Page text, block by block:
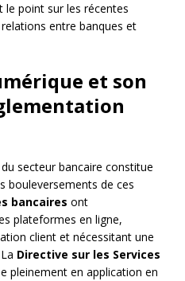
le point sur les récentes
entre banques et
et son
du secteur bancaire constitue
bouleversements de ces
bancaires ont
plateformes en ligne,
client et nécessitant une
Directive sur les Services
pleinement en application en